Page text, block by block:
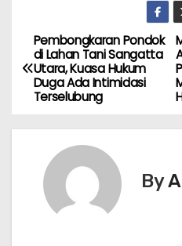
N
a
Pembongkaran Pondok
di Lahan Tani Sangatta
Utara, Kuasa Hukum
Duga Ada Intimidasi
Terselubung
By